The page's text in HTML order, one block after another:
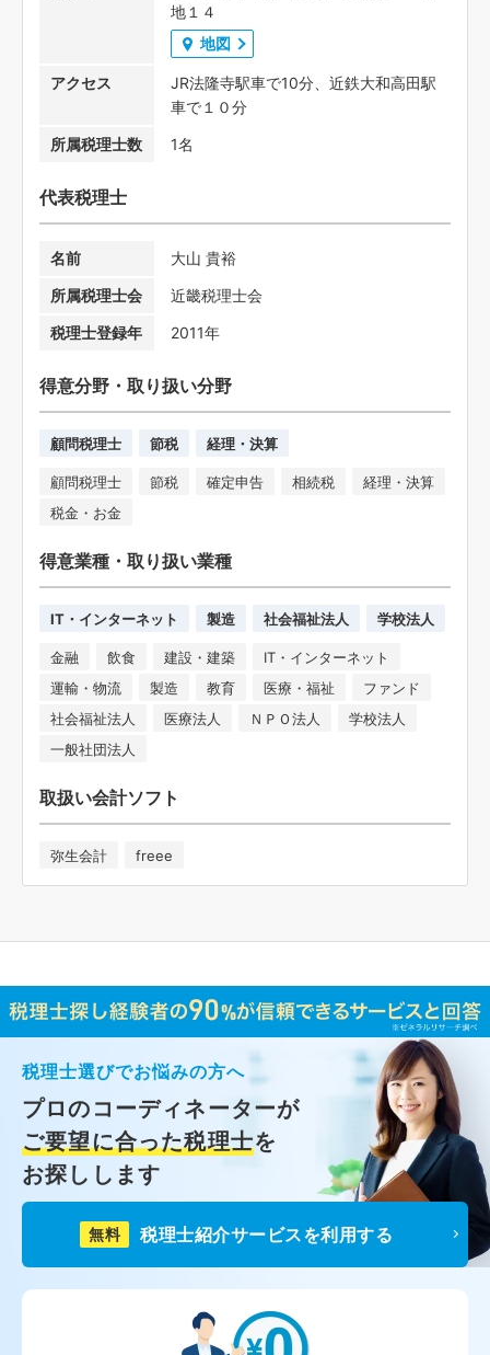
地１４
地図
アクセス
JR法隆寺駅車で10分、近鉄大和高田駅
車で１０分
所属税理士数
1名
代表税理士
名前
大山 貴裕
所属税理士会
近畿税理士会
税理士登録年
2011年
得意分野・取り扱い分野
顧問税理士 節税 経理・決算
顧問税理士 節税 確定申告 相続税
経理・決算
税金・お金
得意業種・取り扱い業種
IT・インターネット 製造 社会福祉法人 学校法人
金融 飲食 建設・建築
IT・インターネット
運輸・物流
製造 教育 医療・福祉
ファンド
社会福祉法人
医療法人 ＮＰＯ法人
学校法人
一般社団法人
取扱い会計ソフト
弥生会計 freee
税理士選びでお悩みの方へ
プロのコーディネーターが
ご要望に合った税理士を
お探しします
無料 税理士紹介サービスを利用する